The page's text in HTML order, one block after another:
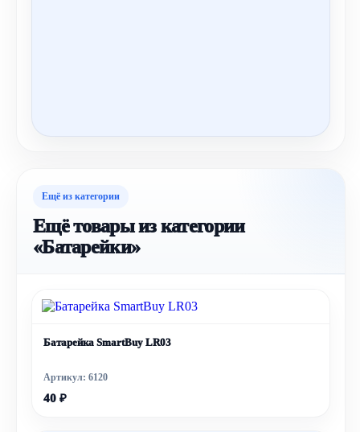
Ещё из категории
Ещё товары из категории
«Батарейки»
Батарейка SmartBuy LR03
Артикул: 6120
40 ₽